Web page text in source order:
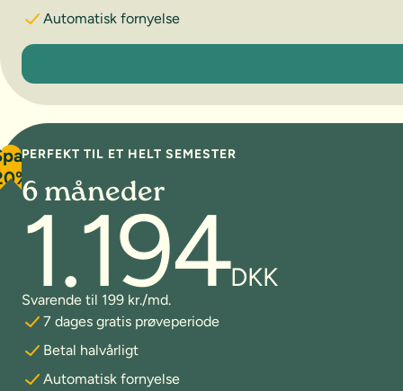
Automatisk fornyelse
3 måneder
PERFEKT TIL ET HELT SEMESTER
6 måneder
1.194DKK
Svarende til 199 kr./md.
7 dages gratis prøveperiode
Betal halvårligt
Automatisk fornyelse